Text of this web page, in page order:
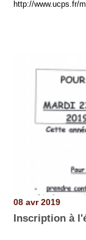
http://www.ucps.fr/
08 avr 2019
Inscription à